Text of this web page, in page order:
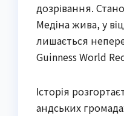
дозрівання.
Медіна жива, у
лишається
Guinness World
Історія
андських